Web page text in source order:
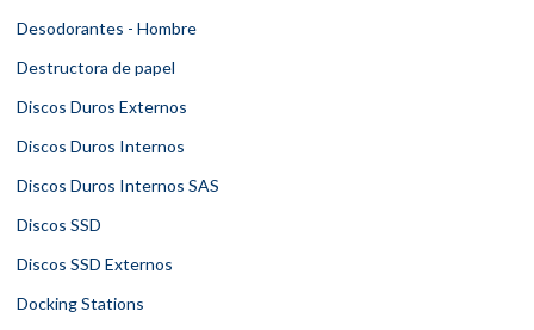
Desodorantes - Hombre
Destructora de papel
Discos Duros Externos
Discos Duros Internos
Discos Duros Internos SAS
Discos SSD
Discos SSD Externos
Docking Stations